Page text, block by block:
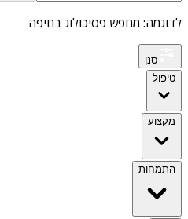
לדוגמה: מחפש פסיכולוג בחיפה
סנן
טיפול
מקצוע
התמחות